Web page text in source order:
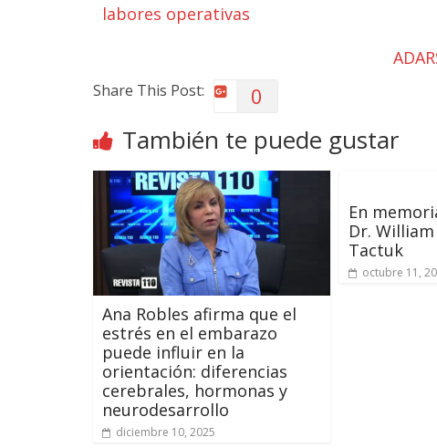
labores operativas
Share This Post: 0
También te puede gustar
Ana Robles afirma que el
estrés en el embarazo
puede influir en la
orientación: diferencias
cerebrales, hormonas y
neurodesarrollo
diciembre 10, 2025
En
Dr. William
Tactuk
octubre 11,